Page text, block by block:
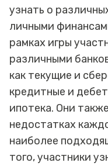
узнать о
личными
рамках игры
различными
как текущие и
кредитные и
ипотека. Они
недостатках
наиболее
того, участники